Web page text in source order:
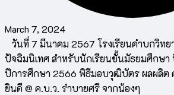
March 7, 2024
วันที่ 7 มีนาคม 2567 โรงเรียนคำบกวิทย
ปัจฉิมนิเทศ สำหรับนักเรียนชั้นมัธยมศึกษา
ปีการศึกษา 2566 พิธีมอบวุฒิบัตร ผลผลิต
ยินดี @ ค.บ.ว. รำบายศรี จากน้องๆ